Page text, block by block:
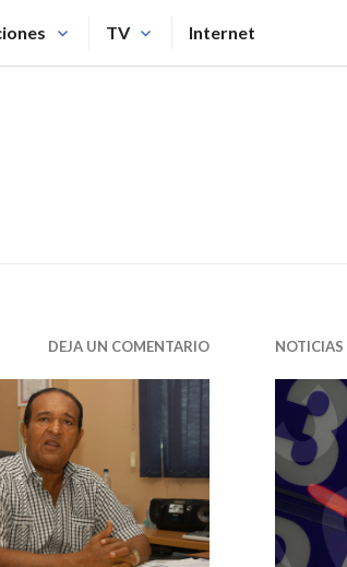
TV Internet
DEJA UN COMENTARIO NOTICIAS